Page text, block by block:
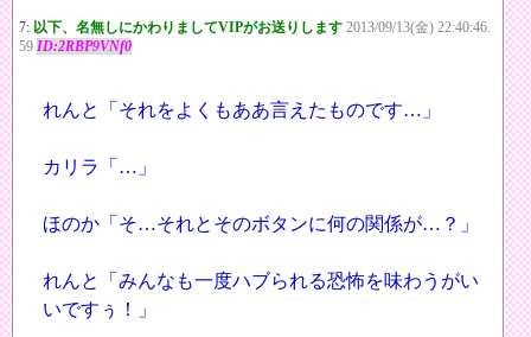
7: 以下、名無しにかわりましてVIPがお送りします 2013/09/13(金) 22:40:46.
59 ID:2RBP9VNf0
れんと「それをよくもああ言えたものです…」
カリラ「…」
ほのか「そ…それとそのボタンに何の関係が…？」
れんと「みんなも一度ハブられる恐怖を味わうがい
いですぅ！」